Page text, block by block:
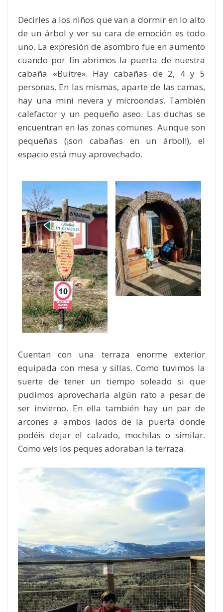
Decirles a los niños que van a dormir en lo alto
de un árbol y ver su cara de emoción es todo
uno. La expresión de asombro fue en aumento
cuando por fin abrimos la puerta de nuestra
cabaña «Buitre». Hay cabañas de 2, 4 y 5
personas. En las mismas, aparte de las camas,
hay una mini nevera y microondas. También
calefactor y un pequeño aseo. Las duchas se
encuentran en las zonas comunes. Aunque son
pequeñas (¡son cabañas en un árbol!), el
espacio está muy aprovechado.
Cuentan con una terraza enorme exterior
equipada con mesa y sillas. Como tuvimos la
suerte de tener un tiempo soleado si que
pudimos aprovecharla algún rato a pesar de
ser invierno. En ella también hay un par de
arcones a ambos lados de la puerta donde
podéis dejar el calzado, mochilas o similar.
Como veis los peques adoraban la terraza.